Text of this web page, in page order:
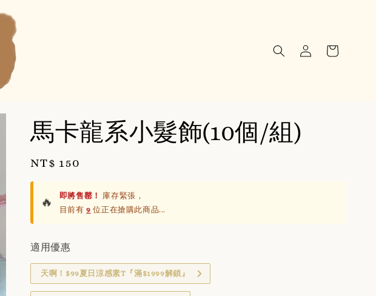
馬卡龍系小髮飾(10個/組)
Regular
price
NT$ 150
🔥 即將售罄！
庫存緊張，
目前有9 位正在搶購此商品...
適用優惠
天啊！$99夏日涼感素T『滿$1999解鎖』